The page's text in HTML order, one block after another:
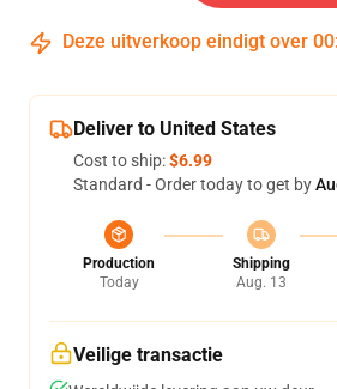
Deze uitverkoop eindigt over 00:
Deliver to United States
Cost to ship:$6.99
Standard - Order today to get by
Production
Today
Shipping
Aug. 13
Veilige transactie